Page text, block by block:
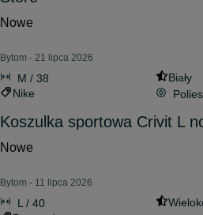
Nowe
Bytom - 21 lipca 2026
M / 38
Biały
Nike
Koszulka sportowa Crivit L
Nowe
Bytom - 11 lipca 2026
L / 40